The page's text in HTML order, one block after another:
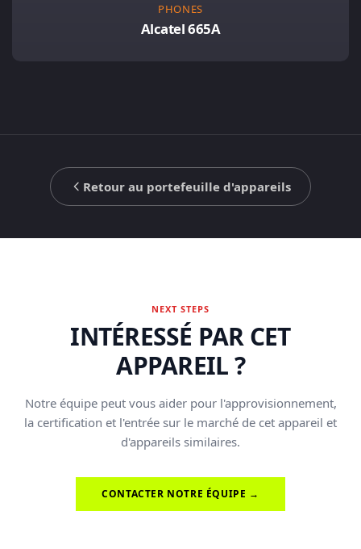
PHONES
Alcatel 665A
Retour au portefeuille d'appareils
NEXT STEPS
INTÉRESSÉ PAR CET
APPAREIL ?
Notre équipe peut vous aider pour l'approvisionnement,
la certification et l'entrée sur le marché de cet appareil et
d'appareils similaires.
CONTACTER NOTRE ÉQUIPE →